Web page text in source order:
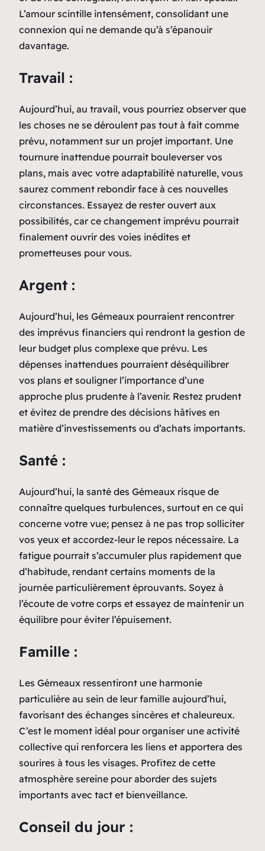
L’amour scintille intensément, consolidant une
connexion qui ne demande qu’à s’épanouir
davantage.
Travail :
Aujourd’hui, au travail, vous pourriez observer que
les choses ne se déroulent pas tout à fait comme
prévu, notamment sur un projet important. Une
tournure inattendue pourrait bouleverser vos
plans, mais avec votre adaptabilité naturelle, vous
saurez comment rebondir face à ces nouvelles
circonstances. Essayez de rester ouvert aux
possibilités, car ce changement imprévu pourrait
finalement ouvrir des voies inédites et
prometteuses pour vous.
Argent :
Aujourd’hui, les Gémeaux pourraient rencontrer
des imprévus financiers qui rendront la gestion de
leur budget plus complexe que prévu. Les
dépenses inattendues pourraient déséquilibrer
vos plans et souligner l’importance d’une
approche plus prudente à l’avenir. Restez prudent
et évitez de prendre des décisions hâtives en
matière d’investissements ou d’achats importants.
Santé :
Aujourd’hui, la santé des Gémeaux risque de
connaître quelques turbulences, surtout en ce qui
concerne votre vue; pensez à ne pas trop solliciter
vos yeux et accordez-leur le repos nécessaire. La
fatigue pourrait s’accumuler plus rapidement que
d’habitude, rendant certains moments de la
journée particulièrement éprouvants. Soyez à
l’écoute de votre corps et essayez de maintenir un
équilibre pour éviter l’épuisement.
Famille :
Les Gémeaux ressentiront une harmonie
particulière au sein de leur famille aujourd’hui,
favorisant des échanges sincères et chaleureux.
C’est le moment idéal pour organiser une activité
collective qui renforcera les liens et apportera des
sourires à tous les visages. Profitez de cette
atmosphère sereine pour aborder des sujets
importants avec tact et bienveillance.
Conseil du jour :